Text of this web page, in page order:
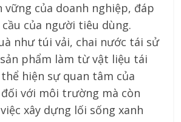
của doanh nghiệp, đáp
của người tiêu dùng.
như túi vải, chai nước tái sử
phẩm làm từ vật liệu tái
hiện sự quan tâm của
với môi trường mà còn
xây dựng lối sống xanh